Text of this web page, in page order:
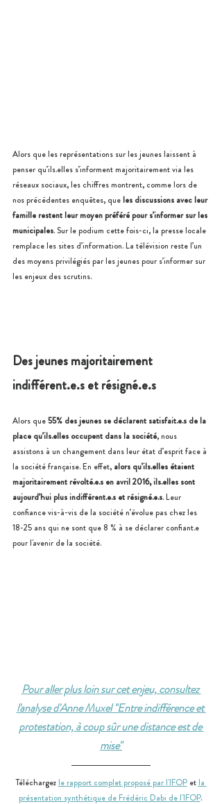
Alors que les représentations sur les jeunes laissent à
penser qu’ils.elles s’informent majoritairement via les
réseaux sociaux, les chiffres montrent, comme lors de
nos précédentes enquêtes, que les discussions avec leur
famille restent leur moyen préféré pour s’informer sur les
municipales. Sur le podium cette fois-ci, la presse locale
remplace les sites d’information. La télévision reste l’un
des moyens privilégiés par les jeunes pour s’informer sur
les enjeux des scrutins.
Des jeunes majoritairement
indifférent.e.s et résigné.e.s
Alors que 55% des jeunes se déclarent satisfait.e.s de la
place qu’ils.elles occupent dans la société, nous
assistons à un changement dans leur état d’esprit face à
la société française. En effet, alors qu’ils.elles étaient
majoritairement révolté.e.s en avril 2016, ils.elles sont
aujourd’hui plus indifférent.e.s et résigné.e.s. Leur
confiance vis-à-vis de la société n’évolue pas chez les
18-25 ans qui ne sont que 8 % à se déclarer confiant.e
pour l'avenir de la société.
Pour aller plus loin sur cet enjeu, consultez
l'analyse d'Anne Muxel "Entre indifférence et
protestation, à coup sûr une distance est de
mise"
Téléchargez le rapport complet proposé par l'IFOP et la
présentation synthétique de Frédéric Dabi de l'IFOP.